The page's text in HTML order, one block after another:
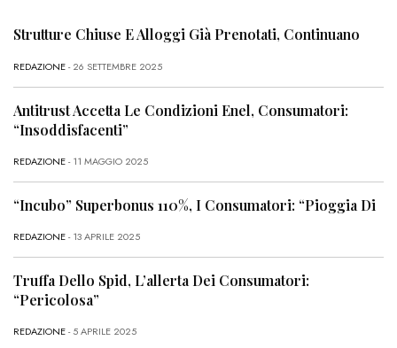
Strutture Chiuse E Alloggi Già Prenotati, Continuano
REDAZIONE- 26 SETTEMBRE 2025
Antitrust Accetta Le Condizioni Enel, Consumatori:
“Insoddisfacenti”
REDAZIONE- 11 MAGGIO 2025
“Incubo” Superbonus 110%, I Consumatori: “Pioggia Di
REDAZIONE- 13 APRILE 2025
Truffa Dello Spid, L’allerta Dei Consumatori:
“Pericolosa”
REDAZIONE- 5 APRILE 2025